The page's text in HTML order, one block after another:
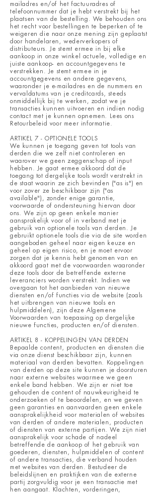
mailadres en/of het factuuradres of
telefoonnummer dat je hebt verstrekt bij het
plaatsen van de bestelling. We behouden ons
het recht voor bestellingen te beperken of te
weigeren die naar onze mening zijn geplaatst
door handelaren, wederverkopers of
distributeurs. Je stemt ermee in bij elke
aankoop in onze winkel actuele, volledige en
juiste aankoop- en accountgegevens te
verstrekken. Je stemt ermee in je
accountgegevens en andere gegevens,
waaronder je e-mailadres en de nummers en
vervaldatums van je creditcards, steeds
onmiddellijk bij te werken, zodat we je
transacties kunnen uitvoeren en indien nodig
contact met je kunnen opnemen. Lees ons
Retourbeleid voor meer informatie.
ARTIKEL 7 - OPTIONELE TOOLS
We kunnen je toegang geven tot tools van
derden die we zelf niet controleren en
waarover we geen zeggenschap of input
hebben. Je gaat ermee akkoord dat de
toegang tot dergelijke tools wordt verstrekt in
de staat waarin ze zich bevinden ("as is") en
voor zover ze beschikbaar zijn ("as
available"), zonder enige garantie,
voorwaarde of ondersteuning hiervan door
ons. We zijn op geen enkele manier
aansprakelijk voor of in verband met je
gebruik van optionele tools van derden. Je
gebruikt optionele tools die via de site worden
aangeboden geheel naar eigen keuze en
geheel op eigen risico, en je moet ervoor
zorgen dat je kennis hebt genomen van en
akkoord gaat met de voorwaarden waaronder
deze tools door de betreffende externe
leveranciers worden verstrekt. Indien we
overgaan tot het aanbieden van nieuwe
diensten en/of functies via de website (zoals
het uitbrengen van nieuwe tools en
hulpmiddelen), zijn deze Algemene
Voorwaarden van toepassing op dergelijke
nieuwe functies, producten en/of diensten.
ARTIKEL 8 - KOPPELINGEN VAN DERDEN
Bepaalde content, producten en diensten die
via onze dienst beschikbaar zijn, kunnen
materiaal van derden bevatten. Koppelingen
van derden op deze site kunnen je doorsturen
naar externe websites waarmee we geen
enkele band hebben. We zijn er niet toe
gehouden de content of nauwkeurigheid te
onderzoeken of te beoordelen, en we geven
geen garanties en aanvaarden geen enkele
aansprakelijkheid voor materialen of websites
van derden of andere materialen, producten
of diensten van externe partijen. We zijn niet
aansprakelijk voor schade of nadeel
betreffende de aankoop of het gebruik van
goederen, diensten, hulpmiddelen of content
of andere transacties, die verband houden
met websites van derden. Bestudeer de
beleidslijnen en praktijken van de externe
partij zorgvuldig voor je een transactie met
hen aangaat. Klachten, vorderingen,